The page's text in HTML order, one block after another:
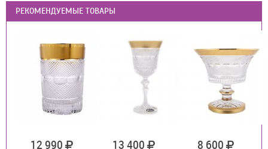
РЕКОМЕНДУЕМЫЕ ТОВАРЫ
12 990 13 400 8 600